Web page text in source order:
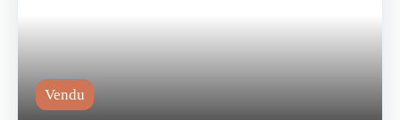
Vendu